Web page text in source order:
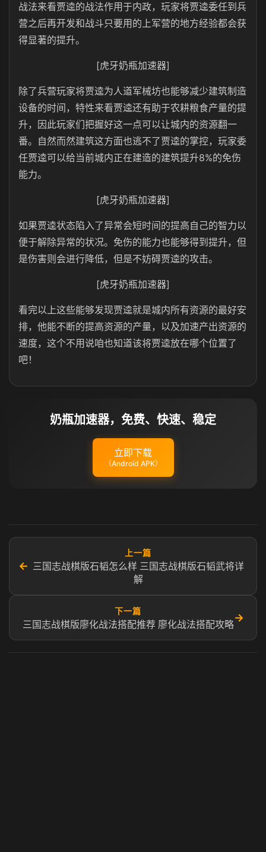
战法来看贾逵的战法作用于内政，玩家将贾逵委任到兵
营之后再开发和战斗只要用的上军营的地方经验都会获
得显著的提升。
[虎牙奶瓶加速器]
除了兵营玩家将贾逵为人道军械坊也能够减少建筑制造
设备的时间，特性来看贾逵还有助于农耕粮食产量的提
升，因此玩家们把握好这一点可以让城内的资源翻一
番。自然而然建筑这方面也逃不了贾逵的掌控，玩家委
任贾逵可以给当前城内正在建造的建筑提升8%的免伤
能力。
[虎牙奶瓶加速器]
如果贾逵状态陷入了异常会短时间的提高自己的智力以
便于解除异常的状况。免伤的能力也能够得到提升，但
是伤害则会进行降低，但是不妨碍贾逵的攻击。
[虎牙奶瓶加速器]
看完以上这些能够发现贾逵就是城内所有资源的最好安
排，他能不断的提高资源的产量，以及加速产出资源的
速度，这个不用说咱也知道该将贾逵放在哪个位置了
吧！
奶瓶加速器，免费、快速、稳定
立即下载
（Android APK）
←
上一篇
三国志战棋版石韬怎么样 三国志战棋版石韬武将详
解
下一篇
三国志战棋版廖化战法搭配推荐 廖化战法搭配攻略
→